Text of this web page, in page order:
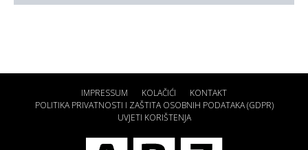
IMPRESSUM KOLAČIĆI
KONTAKT
POLITIKA PRIVATNOSTI I ZAŠTITA OSOBNIH PODATAKA (GDPR)
UVJETI KORIŠTENJA